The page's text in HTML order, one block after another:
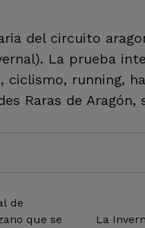
del circuito
La prueba
running,
Raras de Aragón,
de
que se
La